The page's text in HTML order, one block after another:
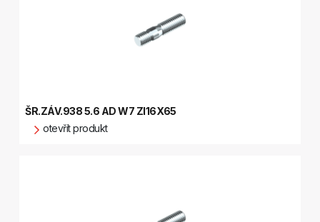
ŠR.ZÁV.938 5.6 AD W7 ZI16X65
otevřít produkt